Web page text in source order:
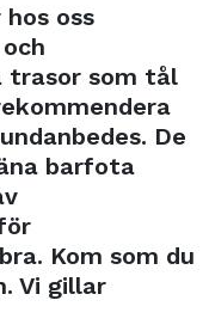
oss
trasor som tål
De
barfota
Kom som du
Vi gillar